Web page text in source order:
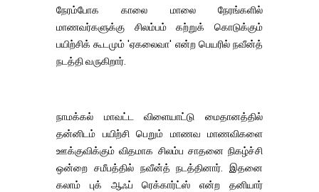
நேரம்போக காலை மாலை நேரங்களில்
மாணவர்களுக்கு சிலம்பம் கற்றுக் கொடுக்கும்
பயிற்சிக் கூடமும் 'ஏகலைவா' என்ற பெயரில் நவீன்த்
நடத்தி வருகிறார்.
நாமக்கல் மாவட்ட விளையாட்டு மைதானத்தில்
தன்னிடம் பயிற்சி பெறும் மாணவ மாணவிகளை
ஊக்குவிக்கும் விதமாக சிலம்ப சாதனை நிகழ்ச்சி
ஒன்றை சமீபத்தில் நவீன்த் நடத்தினார். இதனை
கலாம் புக் ஆஃப் ரெக்கார்ட்ஸ் என்ற தனியார்